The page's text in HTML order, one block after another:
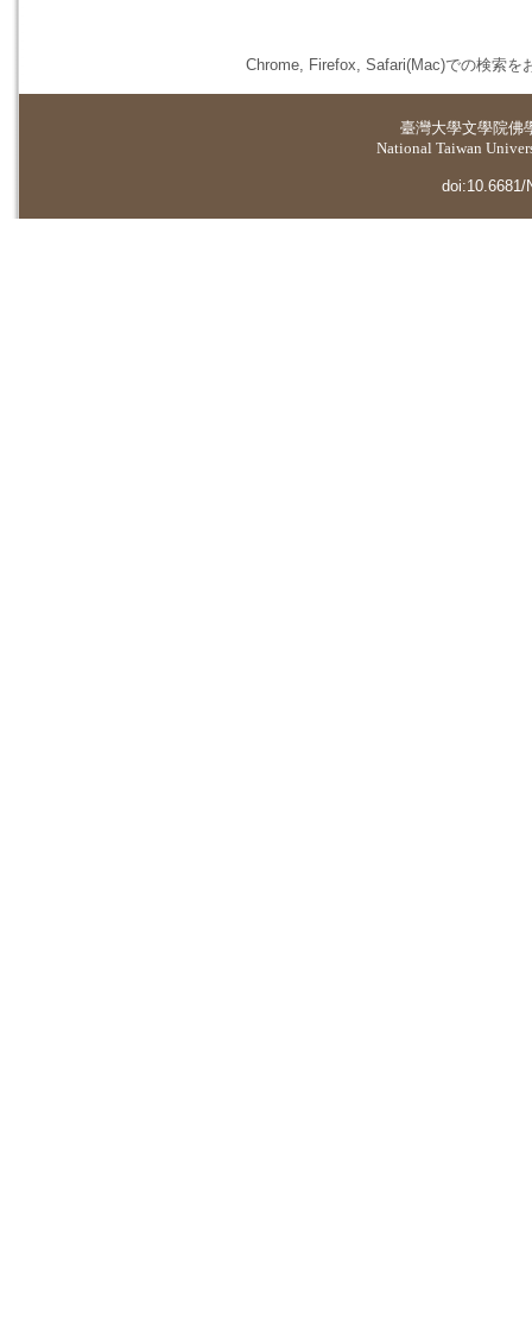
Chrome, Firefox, Safari(Mac)での検索を
臺灣大學文學院佛
National Taiwan
doi:10.6681/